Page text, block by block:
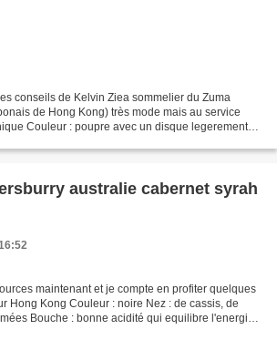
conseils de Kelvin Ziea sommelier du Zuma
de Hong Kong) très mode mais au service
Couleur : poupre avec un disque legerement
australie cabernet syrah
maintenant et je compte en profiter quelques
Hong Kong Couleur : noire Nez : de cassis, de
Bouche : bonne acidité qui equilibre l'energie